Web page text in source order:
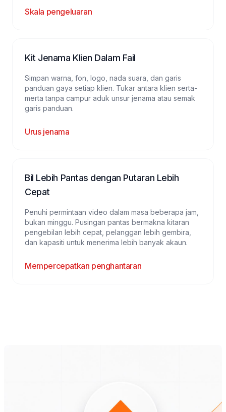
Skala pengeluaran
Kit Jenama Klien Dalam Fail
Simpan warna, fon, logo, nada suara, dan garis
panduan gaya setiap klien. Tukar antara klien serta-
merta tanpa campur aduk unsur jenama atau semak
garis panduan.
Urus jenama
Bil Lebih Pantas dengan Putaran Lebih
Cepat
Penuhi permintaan video dalam masa beberapa jam,
bukan minggu. Pusingan pantas bermakna kitaran
pengebilan lebih cepat, pelanggan lebih gembira,
dan kapasiti untuk menerima lebih banyak akaun.
Mempercepatkan penghantaran